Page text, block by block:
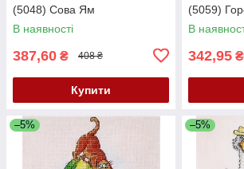
(5048) Сова Ям
В наявності
387,60 ₴ 408 ₴
Купити
(5059)
В
342,95 ₴
–5% –5%